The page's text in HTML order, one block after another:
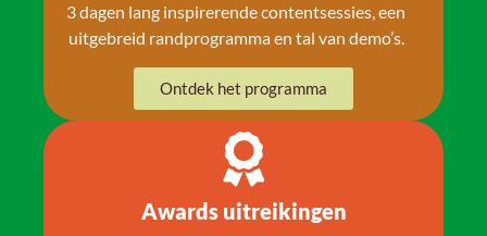
3 dagen lang inspirerende contentsessies, een
uitgebreid randprogramma en tal van demo’s.
Ontdek het programma
Awards uitreikingen